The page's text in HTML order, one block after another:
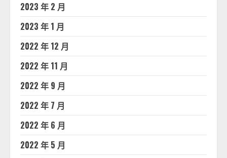
2023 年 2 月
2023 年 1 月
2022 年 12 月
2022 年 11 月
2022 年 9 月
2022 年 7 月
2022 年 6 月
2022 年 5 月